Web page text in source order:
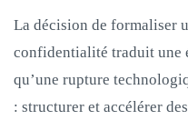
La décision de formaliser
confidentialité traduit une
qu’une rupture
: structurer et accélérer